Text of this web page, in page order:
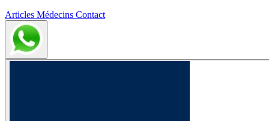
Articles Médecins Contact